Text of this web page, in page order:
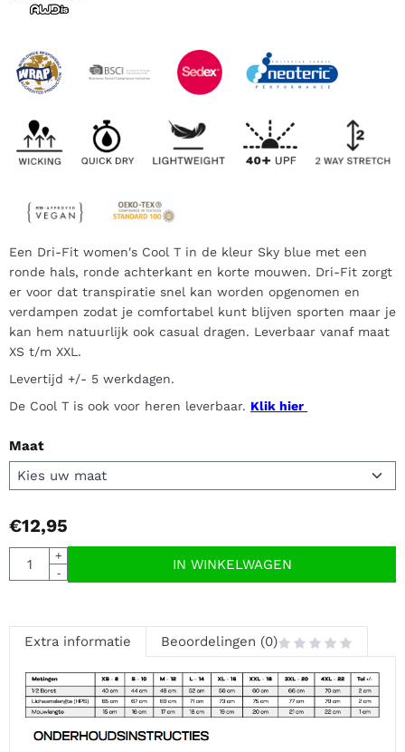
Een Dri-Fit women's Cool T in de kleur Sky blue met een
ronde hals, ronde achterkant en korte mouwen. Dri-Fit zorgt
er voor dat transpiratie snel kan worden opgenomen en
verdampen zodat je comfortabel kunt blijven sporten maar je
kan hem natuurlijk ook casual dragen. Leverbaar vanaf maat
XS t/m XXL.
Levertijd +/- 5 werkdagen.
De Cool T is ook voor heren leverbaar. Klik hier
Maat
€12,95
Aantal
+
-
IN WINKELWAGEN
Extra informatie Beoordelingen (0)